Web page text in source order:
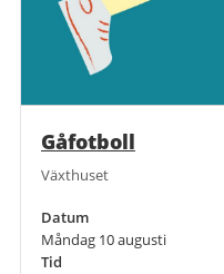
Gåfotboll
Växthuset
Datum
Måndag 10 augusti
Tid